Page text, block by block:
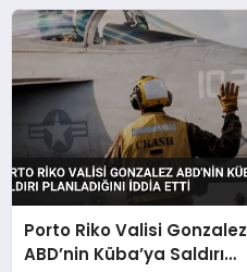
Porto Riko Valisi Gonzalez
ABD’nin Küba’ya Saldırı